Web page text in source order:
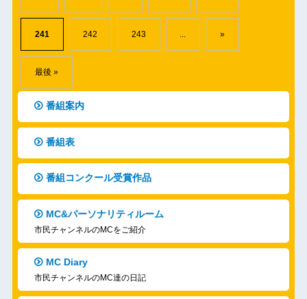
241 242 243 »
最後 »
番組案内
番組表
番組コンクール受賞作品
MC&パーソナリティルーム
市民チャンネルのMCをご紹介
MC Diary
市民チャンネルのMC達の日記